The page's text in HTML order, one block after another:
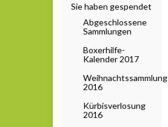
Sie haben gespendet
Abgeschlossene
Sammlungen
Boxerhilfe-
Kalender 2017
Weihnachtssammlung
2016
Kürbisverlosung
2016